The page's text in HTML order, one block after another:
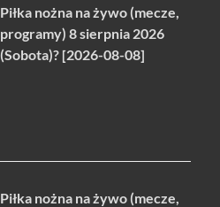
Piłka nożna na żywo (mecze,
programy) 8 sierpnia 2026
(Sobota)? [2026-08-08]
Piłka nożna na żywo (mecze,